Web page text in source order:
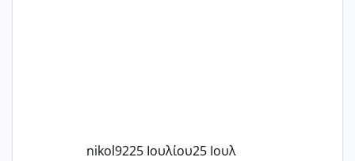
nikol9225 Ιουλίου25 Ιουλ